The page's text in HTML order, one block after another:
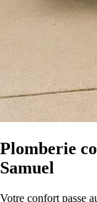
Plomberie
Samuel
Votre confort passe